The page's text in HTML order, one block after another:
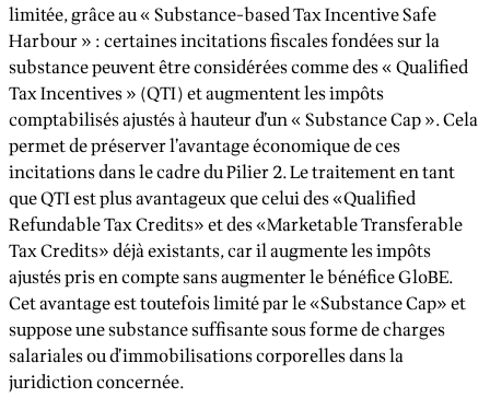
limitée, grâce au « Substance-based Tax Incentive Safe
Harbour » : certaines incitations fiscales fondées sur la
substance peuvent être considérées comme des « Qualified
Tax Incentives » (QTI) et augmentent les impôts
comptabilisés ajustés à hauteur d’un « Substance Cap ». Cela
permet de préserver l’avantage économique de ces
incitations dans le cadre du Pilier 2. Le traitement en tant
que QTI est plus avantageux que celui des «Qualified
Refundable Tax Credits» et des «Marketable Transferable
Tax Credits» déjà existants, car il augmente les impôts
ajustés pris en compte sans augmenter le bénéfice GloBE.
Cet avantage est toutefois limité par le «Substance Cap» et
suppose une substance suffisante sous forme de charges
salariales ou d’immobilisations corporelles dans la
juridiction concernée.